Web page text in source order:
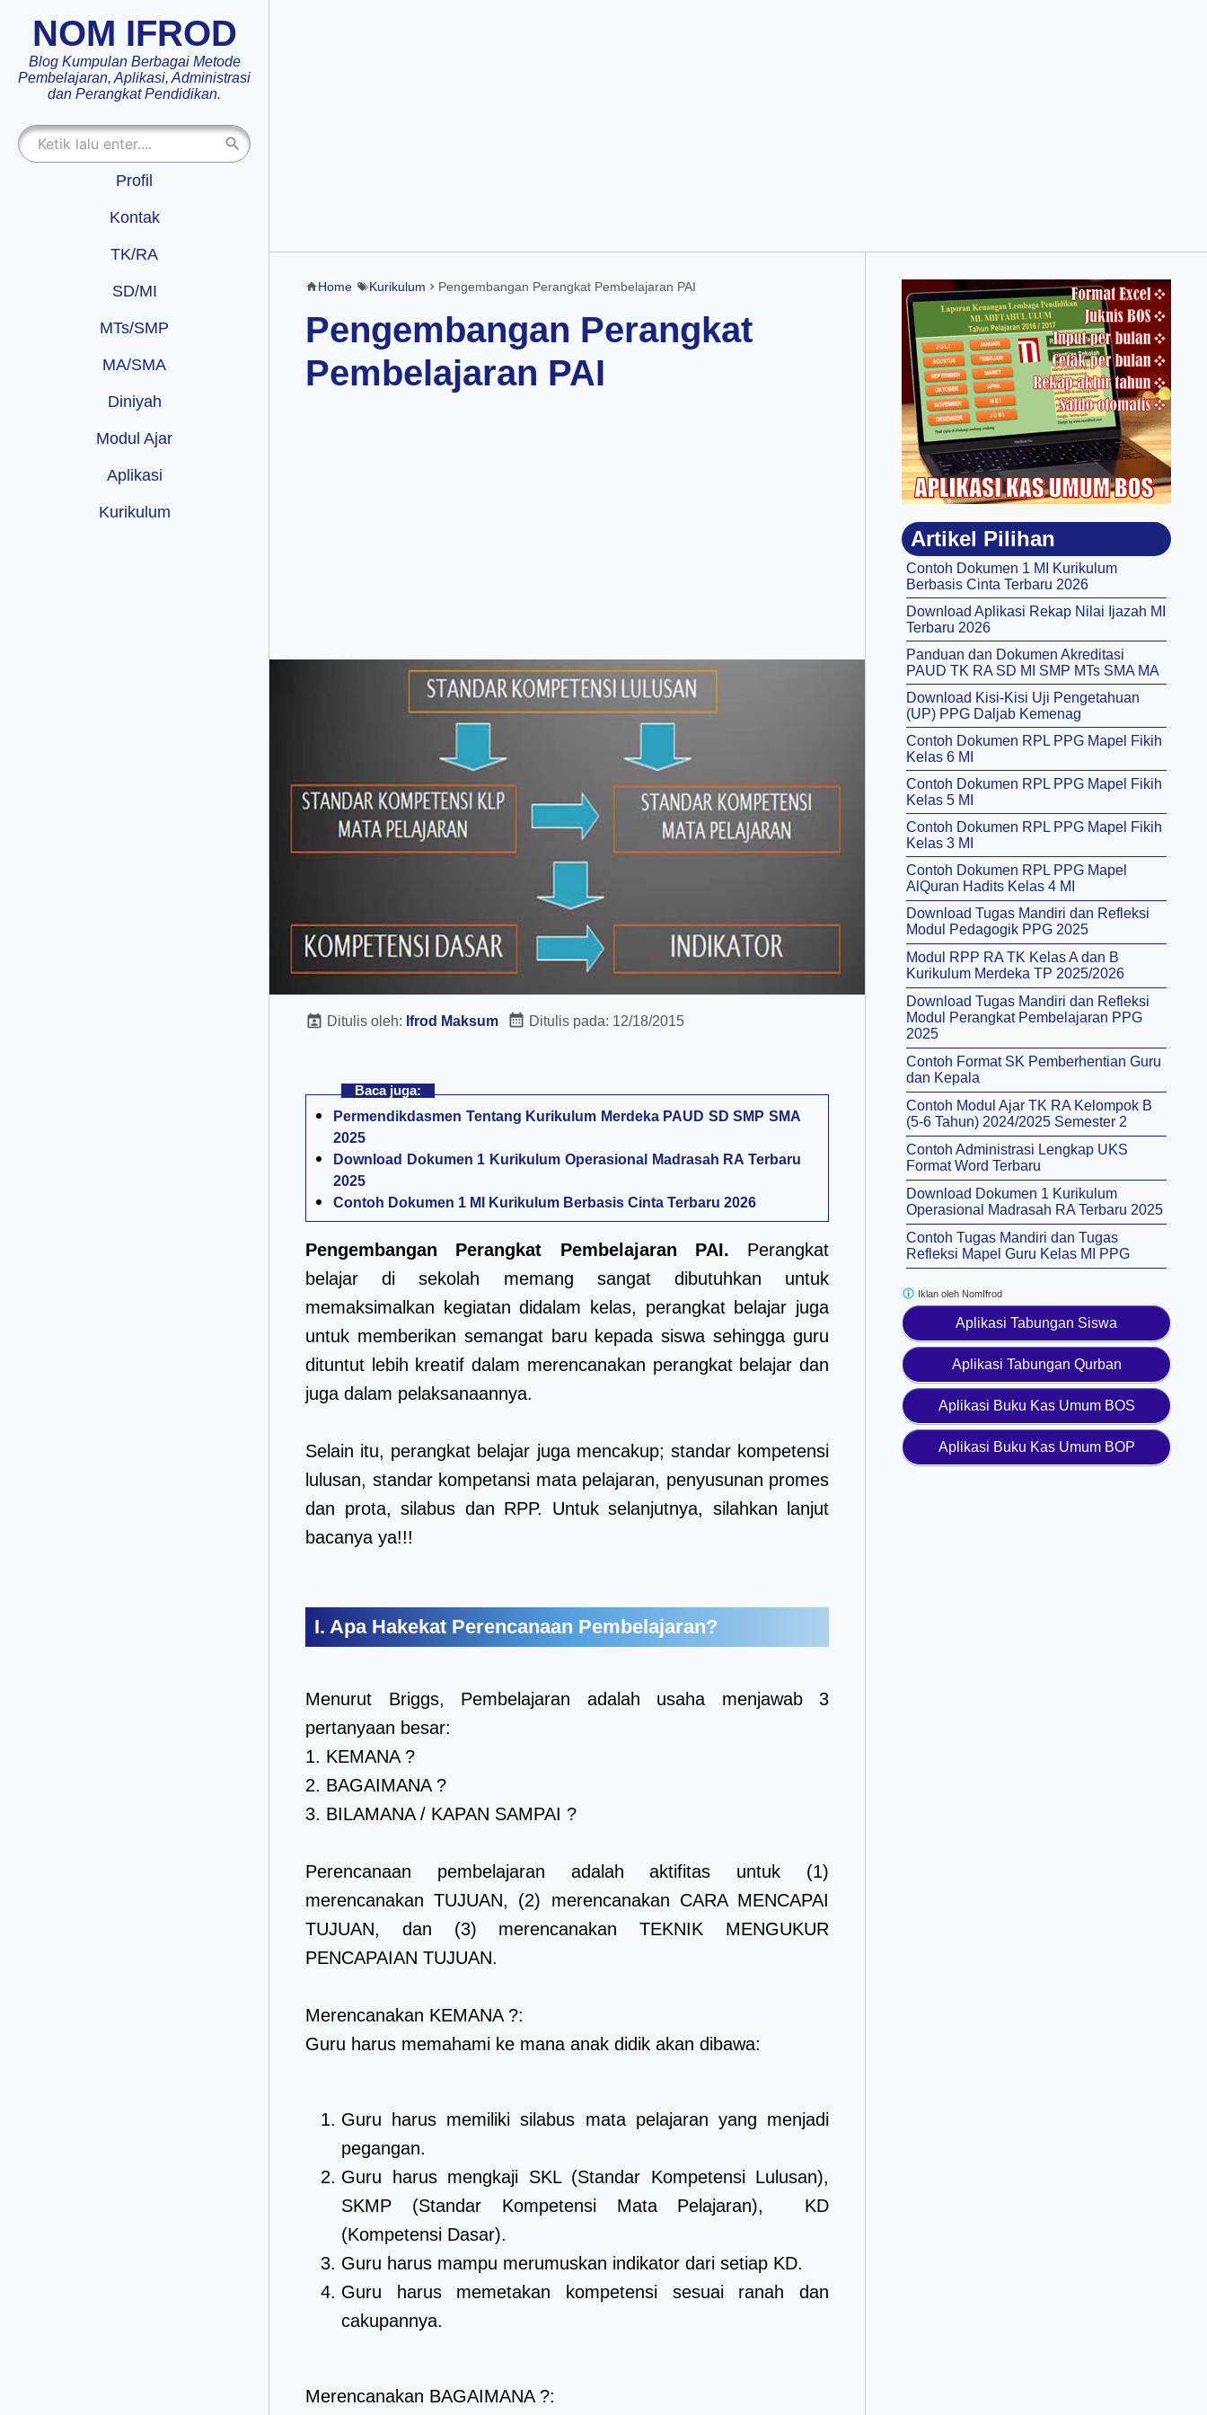
NOM IFROD
Blog Kumpulan Berbagai Metode
Pembelajaran, Aplikasi, Administrasi
dan Perangkat Pendidikan.
Profil
Kontak
TK/RA
SD/MI
MTs/SMP
MA/SMA
Diniyah
Modul Ajar
Aplikasi
Kurikulum
Home Kurikulum Pengembangan Perangkat Pembelajaran PAI
Pengembangan Perangkat
Pembelajaran PAI
Ditulis oleh: Ifrod Maksum Ditulis pada: 12/18/2015
Baca juga:
Permendikdasmen Tentang Kurikulum Merdeka PAUD SD SMP SMA
2025
Download Dokumen 1 Kurikulum Operasional Madrasah RA Terbaru
2025
Contoh Dokumen 1 MI Kurikulum Berbasis Cinta Terbaru 2026
Pengembangan Perangkat Pembelajaran PAI. Perangkat
belajar di sekolah memang sangat dibutuhkan untuk
memaksimalkan kegiatan didalam kelas, perangkat belajar juga
untuk memberikan semangat baru kepada siswa sehingga guru
dituntut lebih kreatif dalam merencanakan perangkat belajar dan
juga dalam pelaksanaannya.
Selain itu, perangkat belajar juga mencakup; standar kompetensi
lulusan, standar kompetansi mata pelajaran, penyusunan promes
dan prota, silabus dan RPP. Untuk selanjutnya, silahkan lanjut
bacanya ya!!!
I. Apa Hakekat Perencanaan Pembelajaran?
Menurut Briggs, Pembelajaran adalah usaha menjawab 3
pertanyaan besar:
1. KEMANA ?
2. BAGAIMANA ?
3. BILAMANA / KAPAN SAMPAI ?
Perencanaan pembelajaran adalah aktifitas untuk (1)
merencanakan TUJUAN, (2) merencanakan CARA MENCAPAI
TUJUAN, dan (3) merencanakan TEKNIK MENGUKUR
PENCAPAIAN TUJUAN.
Merencanakan KEMANA ?:
Guru harus memahami ke mana anak didik akan dibawa:
Guru harus memiliki silabus mata pelajaran yang menjadi
pegangan.
Guru harus mengkaji SKL (Standar Kompetensi Lulusan),
SKMP (Standar Kompetensi Mata Pelajaran), KD
(Kompetensi Dasar).
Guru harus mampu merumuskan indikator dari setiap KD.
Guru harus memetakan kompetensi sesuai ranah dan
cakupannya.
Merencanakan BAGAIMANA ?:
Artikel Pilihan
Contoh Dokumen 1 MI Kurikulum
Berbasis Cinta Terbaru 2026
Download Aplikasi Rekap Nilai Ijazah MI
Terbaru 2026
Panduan dan Dokumen Akreditasi
PAUD TK RA SD MI SMP MTs SMA MA
Download Kisi-Kisi Uji Pengetahuan
(UP) PPG Daljab Kemenag
Contoh Dokumen RPL PPG Mapel Fikih
Kelas 6 MI
Contoh Dokumen RPL PPG Mapel Fikih
Kelas 5 MI
Contoh Dokumen RPL PPG Mapel Fikih
Kelas 3 MI
Contoh Dokumen RPL PPG Mapel
AlQuran Hadits Kelas 4 MI
Download Tugas Mandiri dan Refleksi
Modul Pedagogik PPG 2025
Modul RPP RA TK Kelas A dan B
Kurikulum Merdeka TP 2025/2026
Download Tugas Mandiri dan Refleksi
Modul Perangkat Pembelajaran PPG
2025
Contoh Format SK Pemberhentian Guru
dan Kepala
Contoh Modul Ajar TK RA Kelompok B
(5-6 Tahun) 2024/2025 Semester 2
Contoh Administrasi Lengkap UKS
Format Word Terbaru
Download Dokumen 1 Kurikulum
Operasional Madrasah RA Terbaru 2025
Contoh Tugas Mandiri dan Tugas
Refleksi Mapel Guru Kelas MI PPG
Aplikasi Tabungan Siswa
Aplikasi Tabungan Qurban
Aplikasi Buku Kas Umum BOS
Aplikasi Buku Kas Umum BOP
Iklan oleh NomIfrod